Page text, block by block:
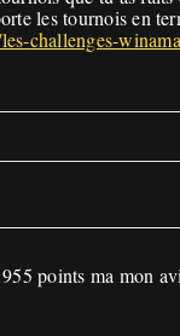
les tournois en
challenges-
points ma mon